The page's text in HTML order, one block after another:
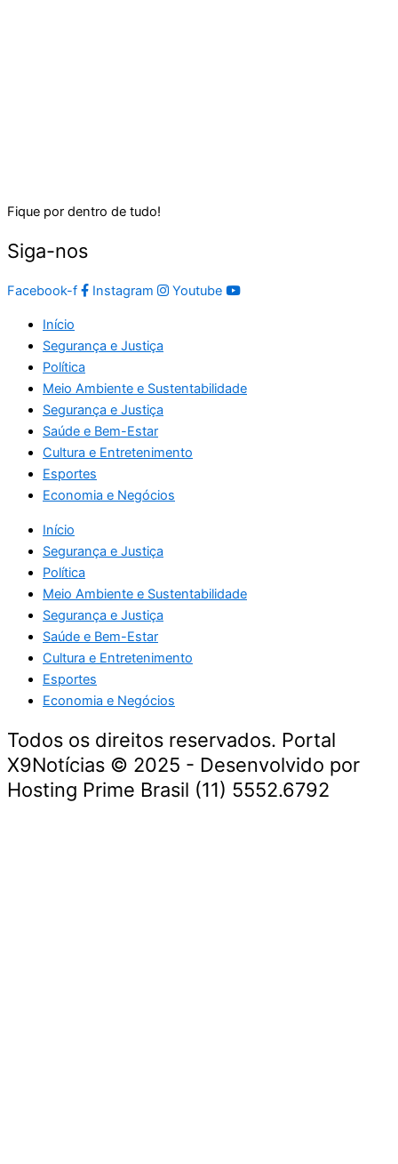
Fique por dentro de tudo!
Siga-nos
Facebook-f Instagram Youtube
Início
Segurança e Justiça
Política
Meio Ambiente e Sustentabilidade
Segurança e Justiça
Saúde e Bem-Estar
Cultura e Entretenimento
Esportes
Economia e Negócios
Início
Segurança e Justiça
Política
Meio Ambiente e Sustentabilidade
Segurança e Justiça
Saúde e Bem-Estar
Cultura e Entretenimento
Esportes
Economia e Negócios
Todos os direitos reservados. Portal
X9Notícias © 2025 - Desenvolvido por
Hosting Prime Brasil (11) 5552.6792